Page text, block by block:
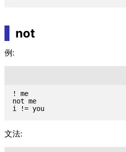
not
例:
! me
not me
i != you
文法: